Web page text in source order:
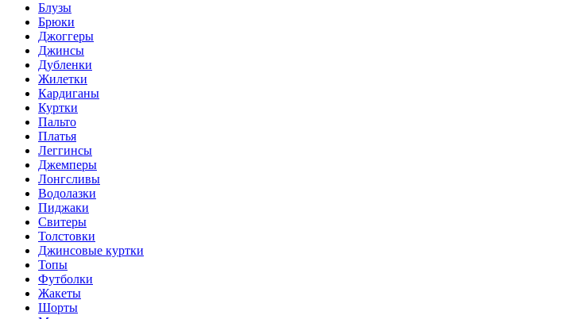
Блузы
Брюки
Джоггеры
Джинсы
Дубленки
Жилетки
Кардиганы
Куртки
Пальто
Платья
Леггинсы
Джемперы
Лонгсливы
Водолазки
Пиджаки
Свитеры
Толстовки
Джинсовые куртки
Топы
Футболки
Жакеты
Шорты